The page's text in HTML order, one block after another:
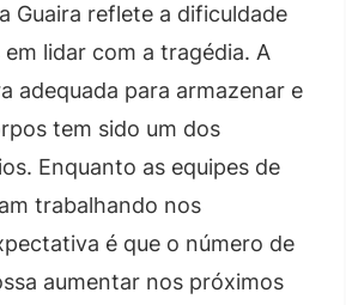
Guaira reflete a dificuldade
lidar com a tragédia. A
adequada para armazenar e
tem sido um dos
Enquanto as equipes de
trabalhando nos
é que o número de
aumentar nos próximos